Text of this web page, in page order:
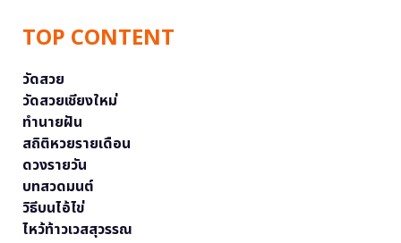
TOP CONTENT
วัดสวย
วัดสวยเชียงใหม่
ทำนายฝัน
สถิติหวยรายเดือน
ดวงรายวัน
บทสวดมนต์
วิธีบนไอ้ไข่
ไหว้ท้าวเวสสุวรรณ